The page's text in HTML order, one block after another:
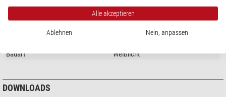
TECHNISCHE DATEN
Bauart
Weißlicht
DOWNLOADS
Alle akzeptieren
Ablehnen Nein, anpassen